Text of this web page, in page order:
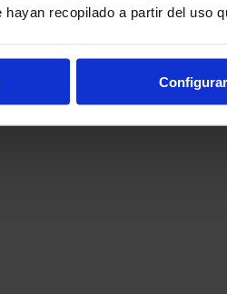
hayan recopilado a partir del uso
Configurar